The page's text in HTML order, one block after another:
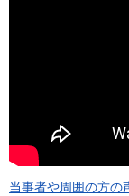
当事者や周囲の方の